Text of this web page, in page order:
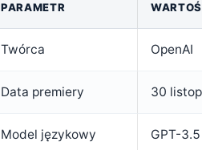
PARAMETR
Twórca OpenAI
Data premiery 30
Model językowy GPT-